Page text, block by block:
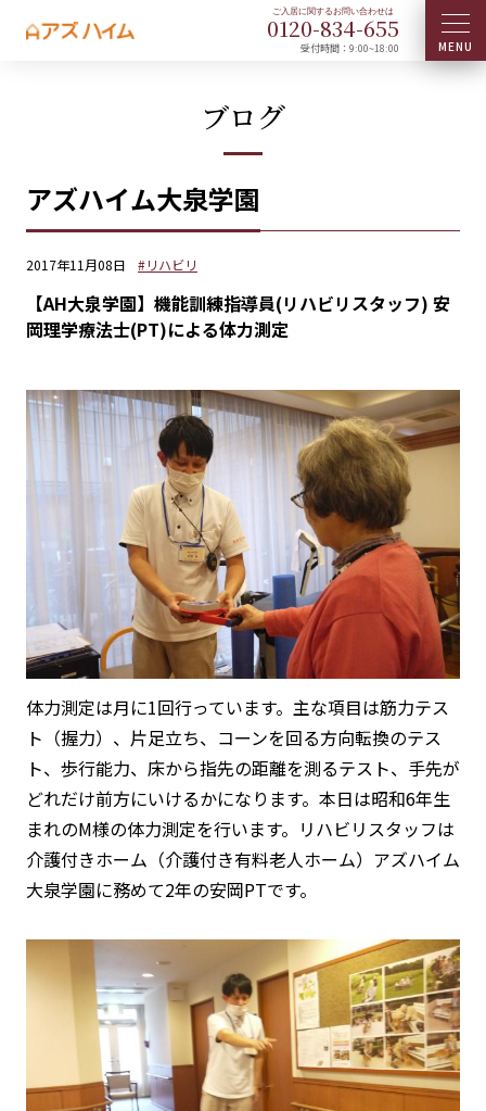
0120-834-655
受付時間：9:00~18:00
ブログ
アズハイム大泉学園
2017年11月08日 #リハビリ
【AH大泉学園】機能訓練指導員(リハビリスタッフ) 安
岡理学療法士(PT)による体力測定
体力測定は月に1回行っています。主な項目は筋力テス
ト（握力）、片足立ち、コーンを回る方向転換のテス
ト、歩行能力、床から指先の距離を測るテスト、手先が
どれだけ前方にいけるかになります。本日は昭和6年生
まれのM様の体力測定を行います。リハビリスタッフは
介護付きホーム（介護付き有料老人ホーム）アズハイム
大泉学園に務めて2年の安岡PTです。